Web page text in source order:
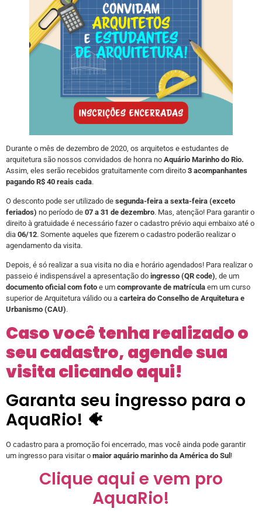
Durante o mês de dezembro de 2020, os arquitetos e estudantes de
arquitetura são nossos convidados de honra no Aquário Marinho do Rio.
Assim, eles serão recebidos gratuitamente com direito 3 acompanhantes
pagando R$ 40 reais cada.
O desconto pode ser utilizado de segunda-feira a sexta-feira (exceto
feriados) no período de 07 a 31 de dezembro. Mas, atenção! Para garantir o
direito à gratuidade é necessário fazer o cadastro prévio aqui embaixo até o
dia 06/12. Somente aqueles que fizerem o cadastro poderão realizar o
agendamento da visita.
Depois, é só realizar a sua visita no dia e horário agendados! Para realizar o
passeio é indispensável a apresentação do ingresso (QR code), de um
documento oficial com foto e um comprovante de matrícula em um curso
superior de Arquitetura válido ou a carteira do Conselho de Arquitetura e
Urbanismo (CAU).
Caso você tenha realizado o
seu cadastro, agende sua
visita clicando aqui!
Garanta seu ingresso para o
AquaRio! 🐠
O cadastro para a promoção foi encerrado, mas você ainda pode garantir
um ingresso para visitar o maior aquário marinho da América do Sul !
Clique aqui e vem pro
AquaRio!